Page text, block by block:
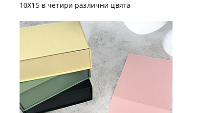
10X15 в четири различни цвята